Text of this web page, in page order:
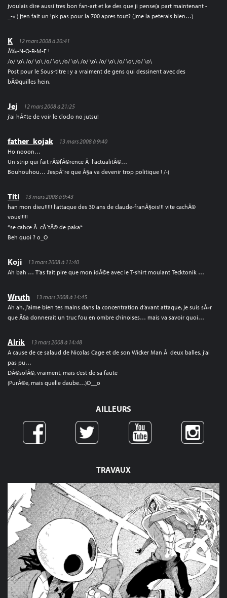
TRAVAUX
jvoulais dire aussi tres bon fan-art et ke des que ji pense(a part maintenant -
_-« ) jten fait un !pk pas pour la 700 apres tout? (jme la peterais bien…)
K
12 mars 2008 à 20:41
Ã‰-N-O-R-M-E !
/o/ \o\ /o/ \o\ /o/ \o\ /o/ \o\ /o/ \o\ /o/ \o\ /o/ \o\ /o/ \o\
Post pour le Sous-titre : y a vraiment de gens qui dessinent avec des
bÃ©quilles hein.
Jej
12 mars 2008 à 21:25
j’ai hÃ¢te de voir le cloclo no jutsu!
father_kojak
13 mars 2008 à 9:40
Ho nooon…
Un strip qui fait rÃ©fÃ©rence Ã l’actualitÃ©…
Bouhouhou… J’espÃ¨re que Ã§a va devenir trop politique ! /-(
Titi
13 mars 2008 à 9:43
han mon dieu!!!!! l’attaque des 30 ans de claude-franÃ§ois!!! vite cachÃ©
vous!!!!!
*se cahce Ã cÃ´tÃ© de paka*
Beh quoi ? o_O
Koji
13 mars 2008 à 11:40
Ah bah … T’as fait pire que mon idÃ©e avec le T-shirt moulant Tecktonik …
Wruth
13 mars 2008 à 14:45
Ah ah, j’aime bien tes mains dans la concentration d’avant attaque, je suis sÃ»r
que Ã§a donnerait un truc fou en ombre chinoises… mais va savoir quoi…
Alrik
13 mars 2008 à 14:48
A cause de ce salaud de Nicolas Cage et de son Wicker Man Ã deux balles, j’ai
pas pu…
DÃ©solÃ©, vraiment, mais c’est de sa faute
(PurÃ©e, mais quelle daube…)O__o
AILLEURS